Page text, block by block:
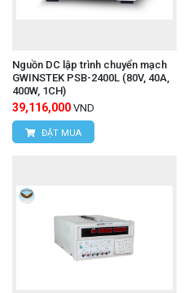
Nguồn DC lập trình chuyển mạch
GWINSTEK PSB-2400L (80V, 40A,
400W, 1CH)
39,116,000 VND
ĐẶT MUA